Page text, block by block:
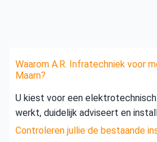
Waarom A.R. Infratechniek voor
Maarn?
U kiest voor een
werkt, duidelijk adviseert en
Controleren jullie de bestaande